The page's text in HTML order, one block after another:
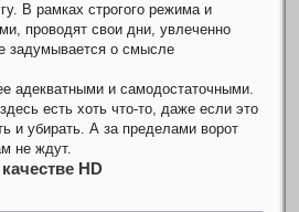
В рамках строгого режима и
проводят свои дни, увлеченно
задумывается о смысле
адекватными и самодостаточными.
есть хоть что-то, даже если это
и убирать. А за пределами ворот
не ждут.
HD